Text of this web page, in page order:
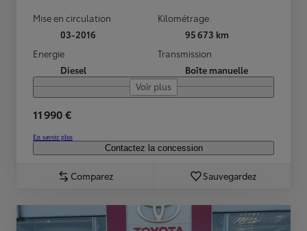
Mise en circulation
03-2016
Kilométrage
95 673 km
Energie
Diesel
Transmission
Boîte manuelle
Voir plus
11 990 €
En savoir plus
Contactez la concession
Comparez Sauvegardez